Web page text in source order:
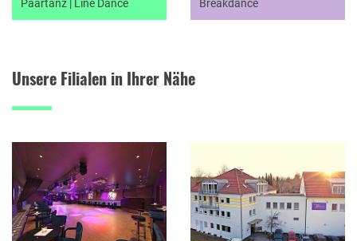
Paartanz | Line Dance Breakdance
Unsere Filialen in Ihrer Nähe